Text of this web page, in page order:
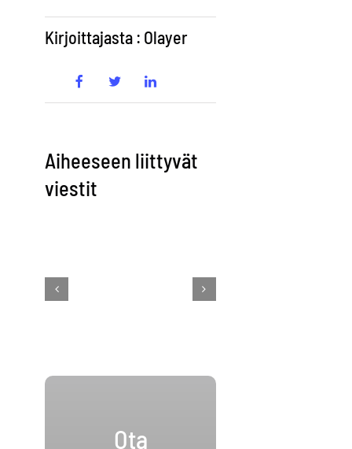
Kirjoittajasta : Olayer
Aiheeseen liittyvät
viestit
Ota